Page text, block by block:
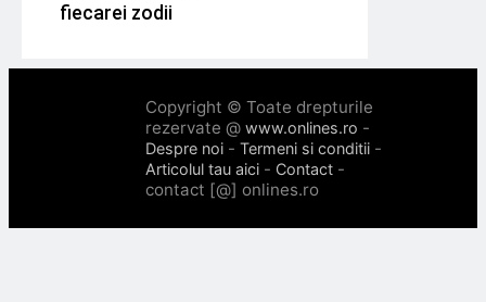
fiecarei zodii
Copyright © Toate drepturile
rezervate @ www.onlines.ro -
Despre noi - Termeni si conditii -
Articolul tau aici - Contact -
contact [@] onlines.ro